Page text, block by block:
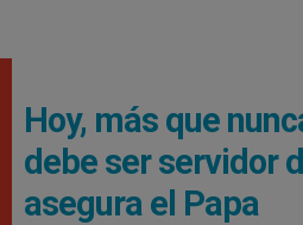
Hoy, más que
debe ser servidor
asegura el Papa